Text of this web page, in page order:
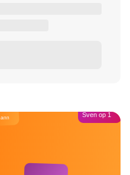
Sven op 1